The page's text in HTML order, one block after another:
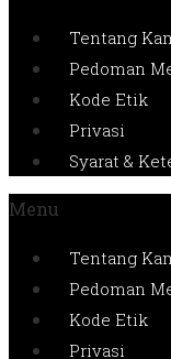
Tentang
Pedoman
Kode Etik
Privasi
Syarat &
Menu
Tentang
Pedoman
Kode Etik
Privasi